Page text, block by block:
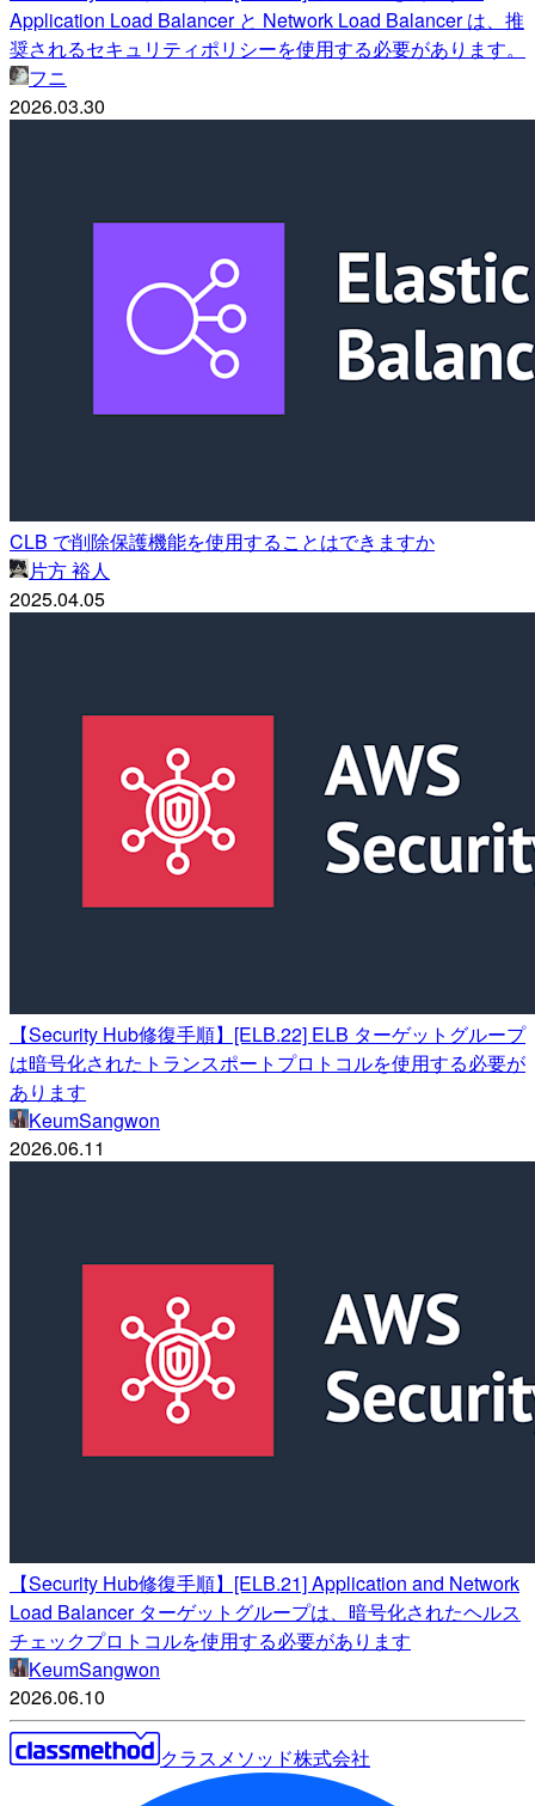
Application Load Balancer と Network Load Balancer は、推
奨されるセキュリティポリシーを使用する必要があります。
フニ
2026.03.30
CLB で削除保護機能を使用することはできますか
片方 裕人
2025.04.05
【Security Hub修復手順】[ELB.22] ELB ターゲットグループ
は暗号化されたトランスポートプロトコルを使用する必要が
あります
KeumSangwon
2026.06.11
【Security Hub修復手順】[ELB.21] Application and Network
Load Balancer ターゲットグループは、暗号化されたヘルス
チェックプロトコルを使用する必要があります
KeumSangwon
2026.06.10
クラスメソッド株式会社